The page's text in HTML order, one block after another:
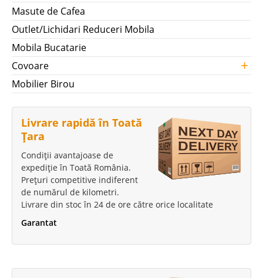
Masute de Cafea
Outlet/Lichidari Reduceri Mobila
Mobila Bucatarie
Covoare
+
Mobilier Birou
Livrare rapidă în Toată
Țara
Condiții avantajoase de
expediție în Toată România.
Prețuri competitive indiferent
de numărul de kilometri.
Livrare din stoc în 24 de ore către orice localitate
Garantat